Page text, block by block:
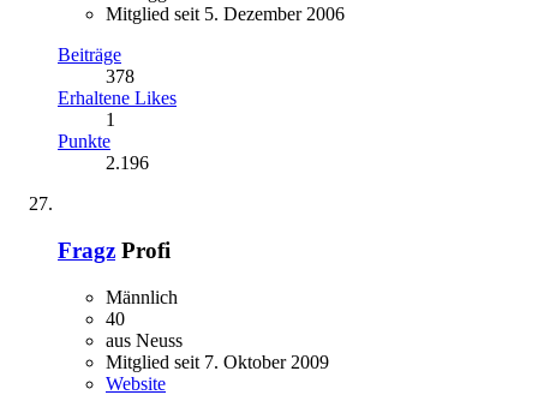
Mitglied seit 5. Dezember 2006
Beiträge
378
Erhaltene Likes
1
Punkte
2.196
Fragz Profi
Männlich
40
aus Neuss
Mitglied seit 7. Oktober 2009
Website